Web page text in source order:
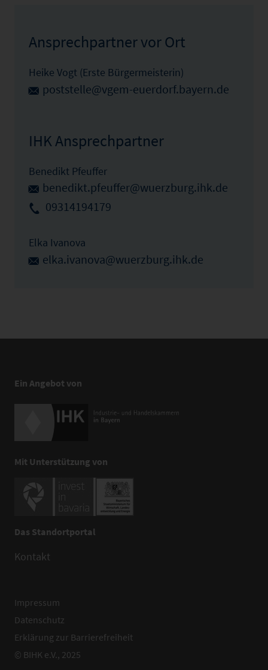
Ansprechpartner vor Ort
Heike Vogt (Erste Bürgermeisterin)
poststelle@vgem-euerdorf.bayern.de
IHK Ansprechpartner
Benedikt Pfeuffer
benedikt.pfeuffer@wuerzburg.ihk.de
09314194179
Elka Ivanova
elka.ivanova@wuerzburg.ihk.de
Ein Angebot von
Mit Unterstützung von
Das Standortportal
Kontakt
Impressum
Datenschutz
Erklärung zur Barrierefreiheit
© BIHK e.V., 2025